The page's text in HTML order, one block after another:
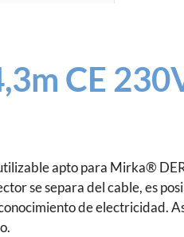
CE
apto para Mirka®
se separa del cable, es
de electricidad.